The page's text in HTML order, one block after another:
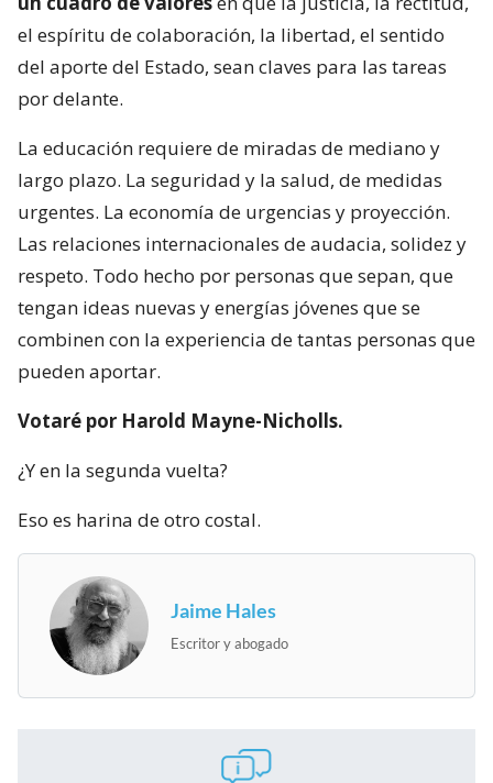
el espíritu de colaboración, la libertad, el sentido
del aporte del Estado, sean claves para las tareas
por delante.
La educación requiere de miradas de mediano y
largo plazo. La seguridad y la salud, de medidas
urgentes. La economía de urgencias y proyección.
Las relaciones internacionales de audacia, solidez y
respeto. Todo hecho por personas que sepan, que
tengan ideas nuevas y energías jóvenes que se
combinen con la experiencia de tantas personas que
pueden aportar.
Votaré por Harold Mayne-Nicholls.
¿Y en la segunda vuelta?
Eso es harina de otro costal.
Jaime Hales
Escritor y abogado